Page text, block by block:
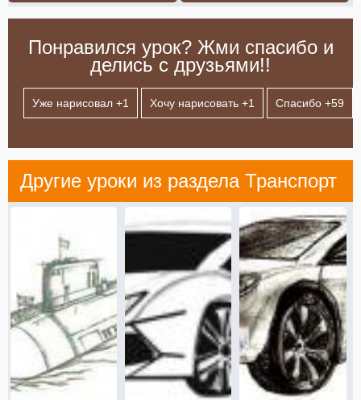
Понравился урок? Жми спасибо и
делись с друзьями!!
Уже нарисовал +1 Хочу нарисовать +1 Спасибо +59
Другие уроки из раздела Транспорт